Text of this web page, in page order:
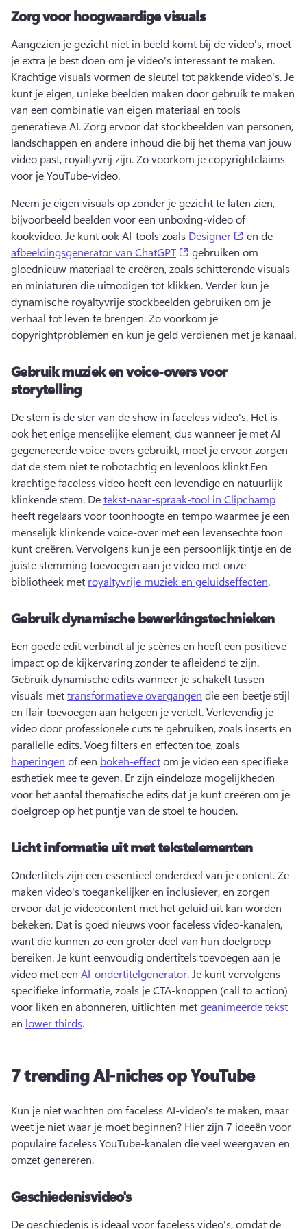
Zorg voor hoogwaardige visuals
Aangezien je gezicht niet in beeld komt bij de video's, moet
Krachtige visuals vormen de sleutel tot pakkende video's. Je
kunt je eigen, unieke beelden maken door gebruik te maken
van een combinatie van eigen materiaal en tools
generatieve AI. Zorg ervoor dat stockbeelden van personen,
landschappen en andere inhoud die bij het thema van jouw
video past, royaltyvrij zijn. Zo voorkom je copyrightclaims
voor je YouTube-video.
Neem je eigen visuals op zonder je gezicht te laten zien,
bijvoorbeeld beelden voor een unboxing-video of
kookvideo. Je kunt ook AI-tools zoals Designer (opens in a
en de
afbeeldingsgenerator van ChatGPT
(opens in a new tab)
gebruiken om
gloednieuw materiaal te creëren, zoals schitterende visuals
en miniaturen die uitnodigen tot klikken. Verder kun je
dynamische royaltyvrije stockbeelden gebruiken om je
verhaal tot leven te brengen. Zo voorkom je
copyrightproblemen en kun je geld verdienen met je kanaal.
Gebruik muziek en voice-overs voor
storytelling
De stem is de ster van de show in faceless video's. Het is
ook het enige menselijke element, dus wanneer je met AI
gegenereerde voice-overs gebruikt, moet je ervoor zorgen
dat de stem niet te robotachtig en levenloos klinkt.Een
krachtige faceless video heeft een levendige en natuurlijk
klinkende stem. De tekst-naar-spraak-tool in Clipchamp
heeft regelaars voor toonhoogte en tempo waarmee je een
menselijk klinkende voice-over met een levensechte toon
kunt creëren. Vervolgens kun je een persoonlijk tintje en de
juiste stemming toevoegen aan je video met onze
bibliotheek met royaltyvrije muziek en geluidseffecten.
Gebruik dynamische bewerkingstechnieken
Een goede edit verbindt al je scènes en heeft een positieve
Gebruik dynamische edits wanneer je schakelt tussen
visuals met transformatieve overgangen die een beetje stijl
en flair toevoegen aan hetgeen je vertelt. Verlevendig je
video door professionele cuts te gebruiken, zoals inserts en
parallelle edits. Voeg filters en effecten toe, zoals
haperingen of een bokeh-effect om je video een specifieke
esthetiek mee te geven. Er zijn eindeloze mogelijkheden
voor het aantal thematische edits dat je kunt creëren om je
doelgroep op het puntje van de stoel te houden.
Licht informatie uit met tekstelementen
Ondertitels zijn een essentieel onderdeel van je content. Ze
maken video's toegankelijker en inclusiever, en zorgen
ervoor dat je videocontent met het geluid uit kan worden
bekeken. Dat is goed nieuws voor faceless video-kanalen,
want die kunnen zo een groter deel van hun doelgroep
bereiken. Je kunt eenvoudig ondertitels toevoegen aan je
video met een AI-ondertitelgenerator. Je kunt vervolgens
specifieke informatie, zoals je CTA-knoppen (call to action)
voor liken en abonneren, uitlichten met geanimeerde tekst
en lower thirds.
7 trending AI-niches op YouTube
Kun je niet wachten om faceless AI-video's te maken, maar
weet je niet waar je moet beginnen? Hier zijn 7 ideeën voor
populaire faceless YouTube-kanalen die veel weergaven en
omzet genereren.
Geschiedenisvideo's
De geschiedenis is ideaal voor faceless video's, omdat de